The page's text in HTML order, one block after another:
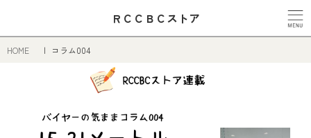
ＲＣＣＢＣストア
HOME コラム004